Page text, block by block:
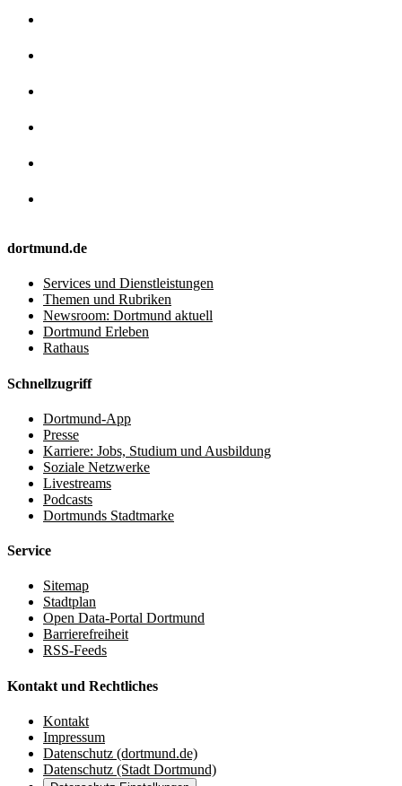
dortmund.de
Services und Dienstleistungen
Themen und Rubriken
Newsroom: Dortmund aktuell
Dortmund Erleben
Rathaus
Schnellzugriff
Dortmund-App
Presse
Karriere: Jobs, Studium und Ausbildung
Soziale Netzwerke
Livestreams
Podcasts
Dortmunds Stadtmarke
Service
Sitemap
Stadtplan
Open Data-Portal Dortmund
Barrierefreiheit
RSS-Feeds
Kontakt und Rechtliches
Kontakt
Impressum
Datenschutz (dortmund.de)
Datenschutz (Stadt Dortmund)